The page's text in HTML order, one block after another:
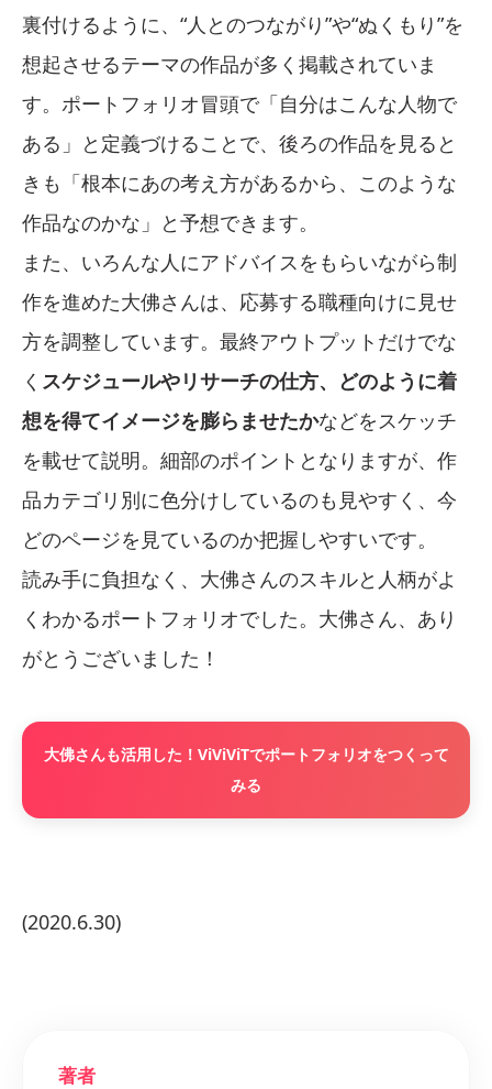
裏付けるように、“人とのつながり”や“ぬくもり”を
想起させるテーマの作品が多く掲載されていま
す。ポートフォリオ冒頭で「自分はこんな人物で
ある」と定義づけることで、後ろの作品を見ると
きも「根本にあの考え方があるから、このような
作品なのかな」と予想できます。
また、いろんな人にアドバイスをもらいながら制
作を進めた大佛さんは、応募する職種向けに見せ
方を調整しています。最終アウトプットだけでな
く スケジュールやリサーチの仕方、どのように着
想を得てイメージを膨らませたかなどをスケッチ
を載せて説明。細部のポイントとなりますが、作
品カテゴリ別に色分けしているのも見やすく、今
どのページを見ているのか把握しやすいです。
読み手に負担なく、大佛さんのスキルと人柄がよ
くわかるポートフォリオでした。大佛さん、あり
がとうございました！
大佛さんも活用した！ViViViTでポートフォリオをつくって
みる
(2020.6.30)
著者